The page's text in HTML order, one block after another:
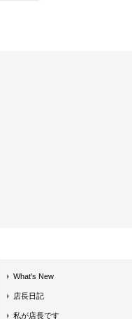
What's New
店長日記
私が店長です